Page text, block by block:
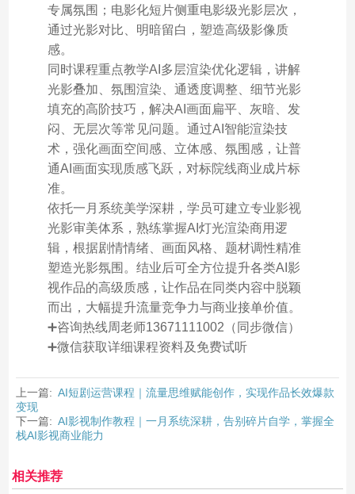
专属氛围；电影化短片侧重电影级光影层次，
通过光影对比、明暗留白，塑造高级影像质
感。
同时课程重点教学AI多层渲染优化逻辑，讲解
光影叠加、氛围渲染、通透度调整、细节光影
填充的高阶技巧，解决AI画面扁平、灰暗、发
闷、无层次等常见问题。通过AI智能渲染技
术，强化画面空间感、立体感、氛围感，让普
通AI画面实现质感飞跃，对标院线商业成片标
准。
依托一月系统美学深耕，学员可建立专业影视
光影审美体系，熟练掌握AI灯光渲染商用逻
辑，根据剧情情绪、画面风格、题材调性精准
塑造光影氛围。结业后可全方位提升各类AI影
视作品的高级质感，让作品在同类内容中脱颖
而出，大幅提升流量竞争力与商业接单价值。
➕咨询热线周老师13671111002（同步微信）
➕微信获取详细课程资料及免费试听
上一篇: AI短剧运营课程｜流量思维赋能创作，实现作品长效爆款
变现
下一篇: AI影视制作教程｜一月系统深耕，告别碎片自学，掌握全
栈AI影视商业能力
相关推荐